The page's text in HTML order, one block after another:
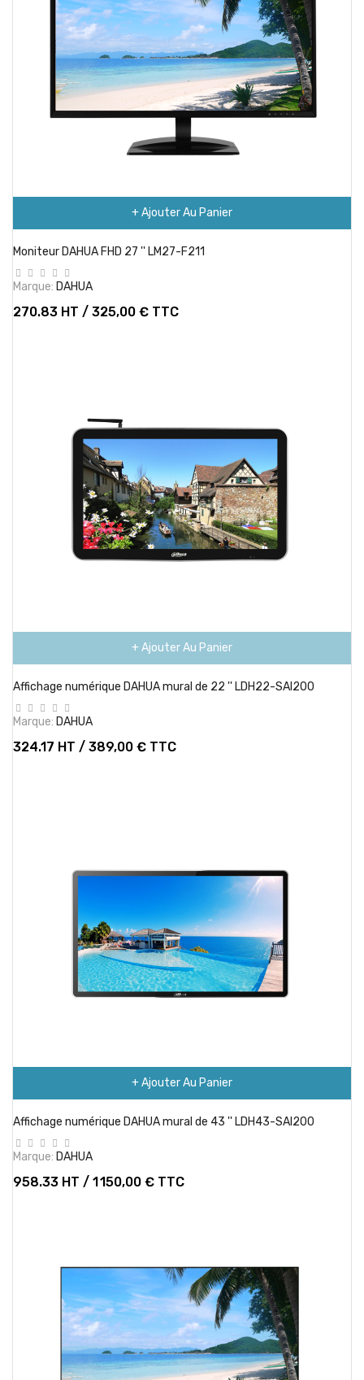
+ Ajouter Au Panier
Moniteur DAHUA FHD 27 '' LM27-F211
Marque: DAHUA
270.83 HT / 325,00 € TTC
+ Ajouter Au Panier
Affichage numérique DAHUA mural de 22 '' LDH22-SAI200
Marque: DAHUA
324.17 HT / 389,00 € TTC
+ Ajouter Au Panier
Affichage numérique DAHUA mural de 43 '' LDH43-SAI200
Marque: DAHUA
958.33 HT / 1 150,00 € TTC